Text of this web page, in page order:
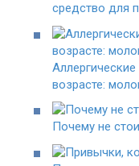
средство для
возрасте:
Почему не